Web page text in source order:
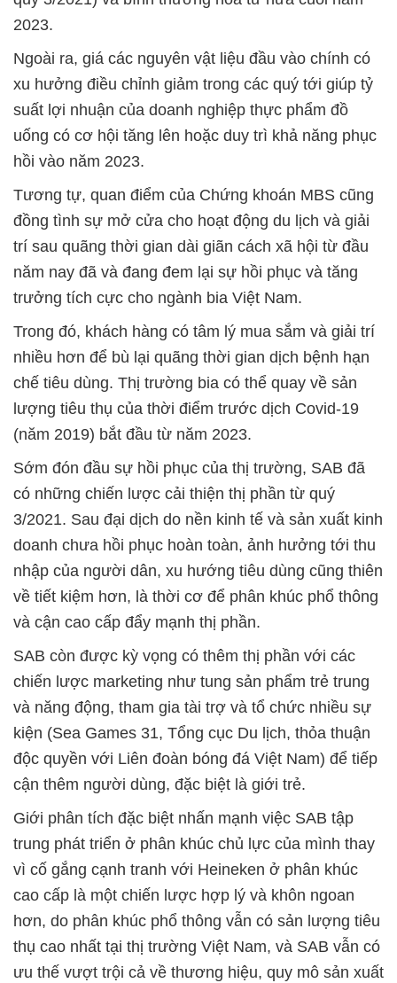
2023.
Ngoài ra, giá các nguyên vật liệu đầu vào chính có
xu hưởng điều chỉnh giảm trong các quý tới giúp tỷ
suất lợi nhuận của doanh nghiệp thực phẩm đồ
uống có cơ hội tăng lên hoặc duy trì khả năng phục
hồi vào năm 2023.
Tương tự, quan điểm của Chứng khoán MBS cũng
đồng tình sự mở cửa cho hoạt động du lịch và giải
trí sau quãng thời gian dài giãn cách xã hội từ đầu
năm nay đã và đang đem lại sự hồi phục và tăng
trưởng tích cực cho ngành bia Việt Nam.
Trong đó, khách hàng có tâm lý mua sắm và giải trí
nhiều hơn để bù lại quãng thời gian dịch bệnh hạn
chế tiêu dùng. Thị trường bia có thể quay về sản
lượng tiêu thụ của thời điểm trước dịch Covid-19
(năm 2019) bắt đầu từ năm 2023.
Sớm đón đầu sự hồi phục của thị trường, SAB đã
có những chiến lược cải thiện thị phần từ quý
3/2021. Sau đại dịch do nền kinh tế và sản xuất kinh
doanh chưa hồi phục hoàn toàn, ảnh hưởng tới thu
nhập của người dân, xu hướng tiêu dùng cũng thiên
về tiết kiệm hơn, là thời cơ để phân khúc phổ thông
và cận cao cấp đẩy mạnh thị phần.
SAB còn được kỳ vọng có thêm thị phần với các
chiến lược marketing như tung sản phẩm trẻ trung
và năng động, tham gia tài trợ và tổ chức nhiều sự
kiện (Sea Games 31, Tổng cục Du lịch, thỏa thuận
độc quyền với Liên đoàn bóng đá Việt Nam) để tiếp
cận thêm người dùng, đặc biệt là giới trẻ.
Giới phân tích đặc biệt nhấn mạnh việc SAB tập
trung phát triển ở phân khúc chủ lực của mình thay
vì cố gắng cạnh tranh với Heineken ở phân khúc
cao cấp là một chiến lược hợp lý và khôn ngoan
hơn, do phân khúc phổ thông vẫn có sản lượng tiêu
thụ cao nhất tại thị trường Việt Nam, và SAB vẫn có
ưu thế vượt trội cả về thương hiệu, quy mô sản xuất